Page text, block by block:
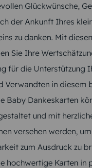
Glückwünsche,
der Ankunft Ihres
zu danken. Mit
Sie Ihre
für die Unterstützung
Verwandten in diesem
Baby Dankeskarten
und mit
versehen werden,
zum Ausdruck zu
hochwertige Karten in